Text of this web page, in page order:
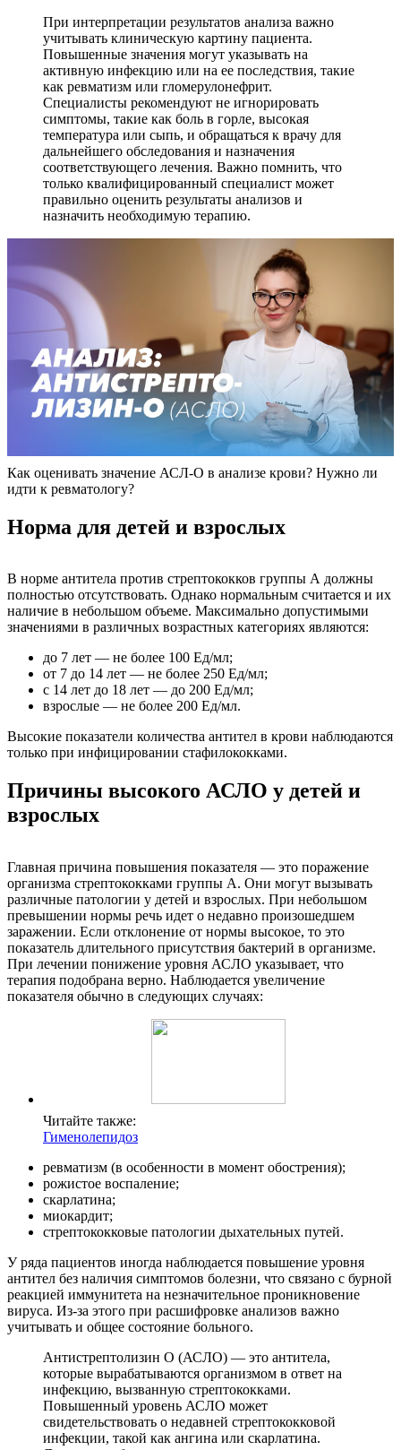
При интерпретации результатов анализа важно
учитывать клиническую картину пациента.
Повышенные значения могут указывать на
активную инфекцию или на ее последствия, такие
как ревматизм или гломерулонефрит.
Специалисты рекомендуют не игнорировать
симптомы, такие как боль в горле, высокая
температура или сыпь, и обращаться к врачу для
дальнейшего обследования и назначения
соответствующего лечения. Важно помнить, что
только квалифицированный специалист может
правильно оценить результаты анализов и
назначить необходимую терапию.
Как оценивать значение АСЛ-О в анализе крови? Нужно ли
идти к ревматологу?
Норма для детей и взрослых
В норме антитела против стрептококков группы А должны
полностью отсутствовать. Однако нормальным считается и их
наличие в небольшом объеме. Максимально допустимыми
значениями в различных возрастных категориях являются:
до 7 лет — не более 100 Ед/мл;
от 7 до 14 лет — не более 250 Ед/мл;
с 14 лет до 18 лет — до 200 Ед/мл;
взрослые — не более 200 Ед/мл.
Высокие показатели количества антител в крови наблюдаются
только при инфицировании стафилококками.
Причины высокого АСЛО у детей и
взрослых
Главная причина повышения показателя — это поражение
организма стрептококками группы А. Они могут вызывать
различные патологии у детей и взрослых. При небольшом
превышении нормы речь идет о недавно произошедшем
заражении. Если отклонение от нормы высокое, то это
показатель длительного присутствия бактерий в организме.
При лечении понижение уровня АСЛО указывает, что
терапия подобрана верно. Наблюдается увеличение
показателя обычно в следующих случаях:
Читайте также:
Гименолепидоз
ревматизм (в особенности в момент обострения);
рожистое воспаление;
скарлатина;
миокардит;
стрептококковые патологии дыхательных путей.
У ряда пациентов иногда наблюдается повышение уровня
антител без наличия симптомов болезни, что связано с бурной
реакцией иммунитета на незначительное проникновение
вируса. Из-за этого при расшифровке анализов важно
учитывать и общее состояние больного.
Антистрептолизин О (АСЛО) — это антитела,
которые вырабатываются организмом в ответ на
инфекцию, вызванную стрептококками.
Повышенный уровень АСЛО может
свидетельствовать о недавней стрептококковой
инфекции, такой как ангина или скарлатина.